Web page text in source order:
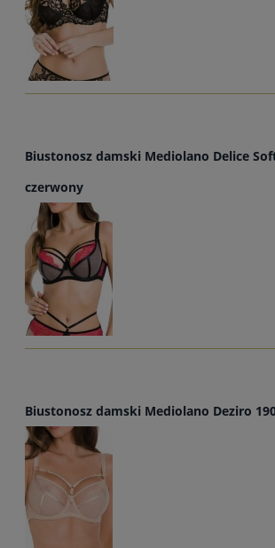
Biustonosz damski Mediolano Delice
czerwony
Biustonosz damski Mediolano Deziro